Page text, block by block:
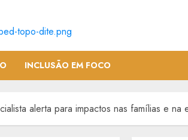
INCLUSÃO EM FOCO
alerta para impactos nas famílias e na